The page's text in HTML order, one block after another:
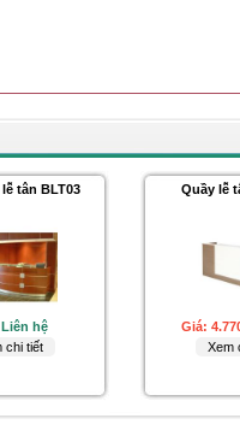
tân BLT03
Liên hệ
chi tiết
Quầy lễ
Giá:
Xem